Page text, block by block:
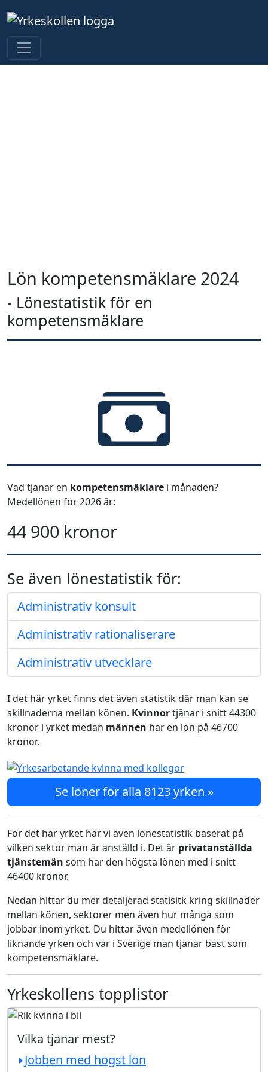
Lön kompetensmäklare 2024
- Lönestatistik för en
kompetensmäklare
Vad tjänar en kompetensmäklare i månaden?
Medellönen för 2026 är:
44 900 kronor
Se även lönestatistik för:
Administrativ konsult
Administrativ rationaliserare
Administrativ utvecklare
I det här yrket finns det även statistik där man kan se
skillnaderna mellan könen. Kvinnortjänar i snitt 44300
kronor i yrket medan männen har en lön på 46700
kronor.
Se löner för alla 8123 yrken »
För det här yrket har vi även lönestatistik baserat på
vilken sektor man är anställd i. Det är privatanställda
tjänstemän som har den högsta lönen med i snitt
46400 kronor.
Nedan hittar du mer detaljerad statisitk kring skillnader
mellan könen, sektorer men även hur många som
jobbar inom yrket. Du hittar även medellönen för
liknande yrken och var i Sverige man tjänar bäst som
kompetensmäklare.
Yrkeskollens topplistor
Vilka tjänar mest?
Jobben med högst lön